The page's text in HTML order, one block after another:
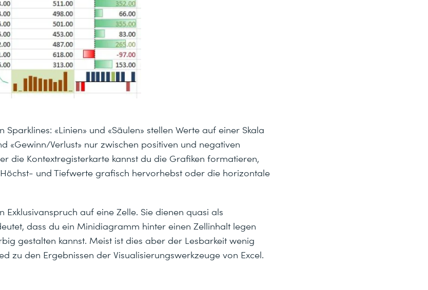
Sparklines: «Linien» und «Säulen» stellen Werte auf einer Skala
«Gewinn/Verlust» nur zwischen positiven und negativen
die Kontextregisterkarte kannst du die Grafiken formatieren,
und Tiefwerte grafisch hervorhebst oder die horizontale
Exklusivanspruch auf eine Zelle. Sie dienen quasi als
dass du ein Minidiagramm hinter einen Zellinhalt legen
gestalten kannst. Meist ist dies aber der Lesbarkeit wenig
zu den Ergebnissen der Visualisierungswerkzeuge von Excel.